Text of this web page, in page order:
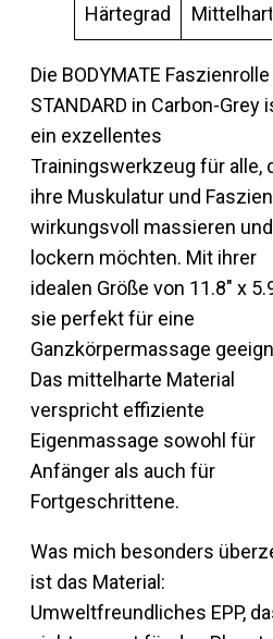
Härtegrad Mittelhart
Die BODYMATE Faszienrolle
STANDARD in Carbon-Grey
ein exzellentes
Trainingswerkzeug für alle,
ihre Muskulatur und Faszien
wirkungsvoll massieren und
lockern möchten. Mit ihrer
idealen Größe von 11.8″ x
sie perfekt für eine
Ganzkörpermassage
Das mittelharte Material
verspricht effiziente
Eigenmassage sowohl für
Anfänger als auch für
Fortgeschrittene.
Was mich besonders
ist das Material:
Umweltfreundliches EPP,